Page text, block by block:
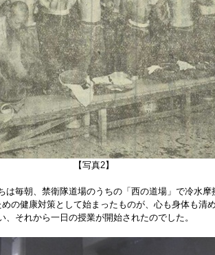
【写真2】
毎朝、禁衛隊道場のうちの「西の道場」で冷水摩
めの健康対策として始まったものが、心も身体も清
それから一日の授業が開始されたのでした。